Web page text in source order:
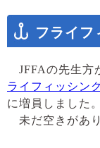
フライ
JFFAの先生方
ライフィッシン
に増員しました。
未だ空きがあ